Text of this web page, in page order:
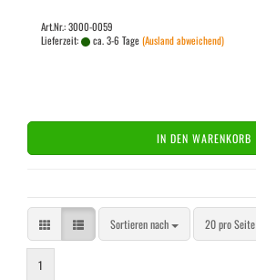
Art.Nr.: 3000-0059
Lieferzeit:
ca. 3-6 Tage(Ausland abweichend)
IN DEN WARENKORB
Sortieren nach
Sortieren nach 20 pro Seite
pro Seite
1